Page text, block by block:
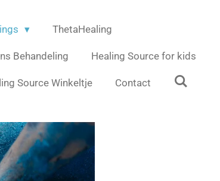
ThetaHealing
Behandeling Healing Source for kids
Source Winkeltje Contact